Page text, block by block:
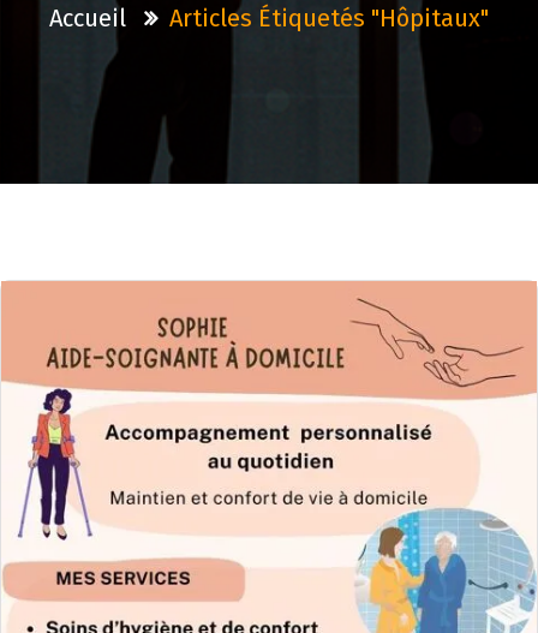
Accueil Articles Étiquetés "hôpitaux"